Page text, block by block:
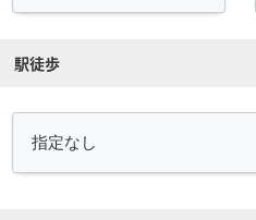
駅徒歩